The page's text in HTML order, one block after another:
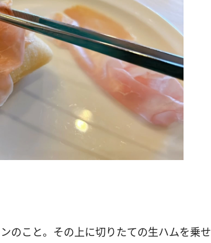
のこと。その上に切りたての生ハムを乗せ